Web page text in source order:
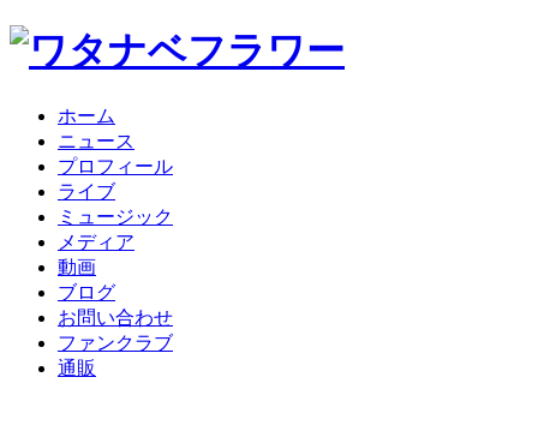
ホーム
ニュース
プロフィール
ライブ
ミュージック
メディア
動画
ブログ
お問い合わせ
ファンクラブ
通販